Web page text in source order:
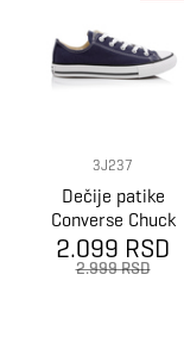
3J237
Dečije patike
Converse Chuck
Taylor all star
2.099 RSD
2.999 RSD